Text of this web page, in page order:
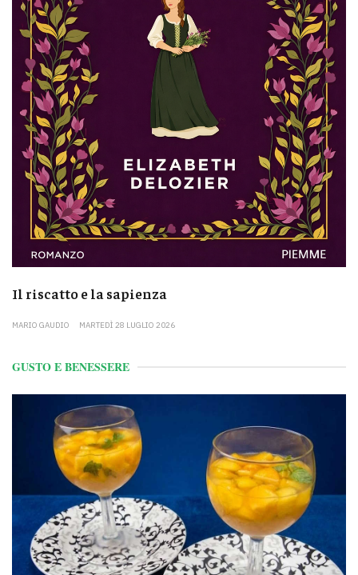
Il riscatto e la sapienza
MARIO GAUDIO MARTEDÌ 28 LUGLIO 2026
GUSTO E BENESSERE